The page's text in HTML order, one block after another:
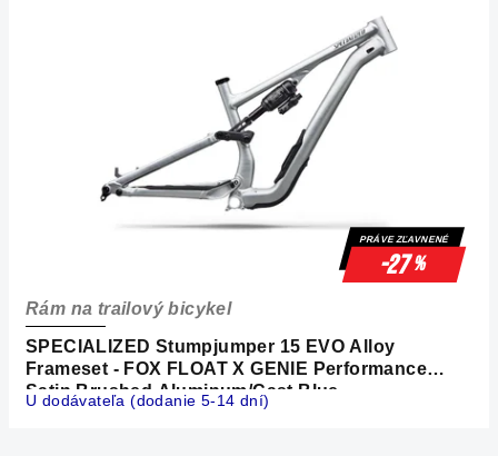
PRÁVE ZĽAVNENÉ
-27%
SPECIALIZED Stumpjumper 15 EVO Alloy
Frameset - FOX FLOAT X GENIE Performance
Satin Brushed Aluminum/Cast Blue
Rám na trailový bicykel
U dodávateľa (dodanie 5-14 dní)